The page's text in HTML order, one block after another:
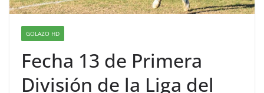
GOLAZO HD
Fecha 13 de Primera
División de la Liga del